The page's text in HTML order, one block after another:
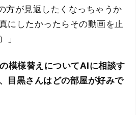
方が見返したくなっちゃうか
にしたかったらその動画を止
」
様替えについてAIに相談す
目黒さんはどの部屋が好みで